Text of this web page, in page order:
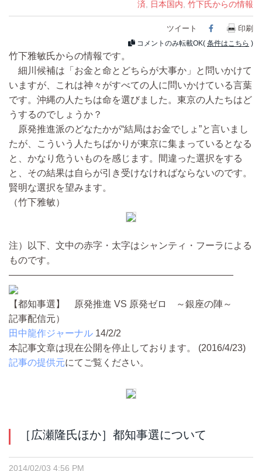
済
日本国内 竹下氏からの情報
ツイート Facebook
印刷
コメントのみ転載OK( 条件はこちら )
竹下雅敏氏からの情報です。
細川候補は「お金と命とどちらが大事か」と問いかけて
いますが、これは神々がすべての人に問いかけている言葉
です。沖縄の人たちは命を選びました。東京の人たちはど
うするのでしょうか？
原発推進派のどなたかが“結局はお金でしょ”と言いまし
たが、こういう人たちばかりが東京に集まっているとなる
と、かなり危ういものを感じます。間違った選択をする
と、その結果は自らが引き受けなければならないのです。
賢明な選択を望みます。
（竹下雅敏）
注）以下、文中の赤字・太字はシャンティ・フーラによる
ものです。
————————————————————————
【都知事選】 原発推進 VS 原発ゼロ ～銀座の陣～
記事配信元）
田中龍作ジャーナル 14/2/2
本記事文章は現在公開を停止しております。 (2016/4/23)
記事の提供元にてご覧ください。
［広瀬隆氏ほか］都知事選について
2014/02/03 4:56 PM